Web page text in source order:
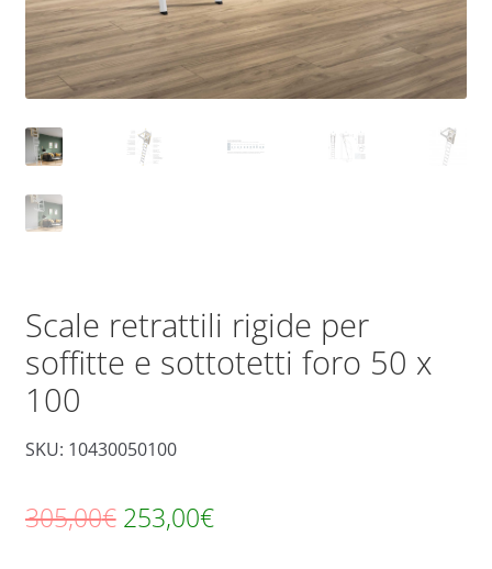
Scale retrattili rigide per
soffitte e sottotetti foro 50 x
100
SKU: 10430050100
305,00€ Il
253,00€Il